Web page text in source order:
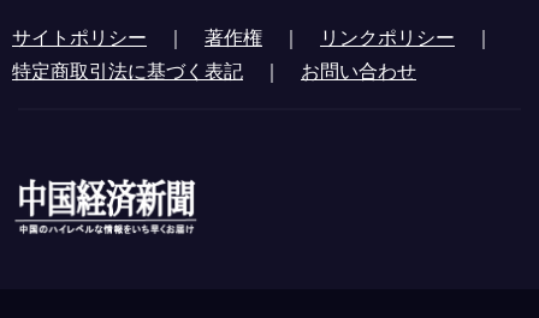
サイトポリシー ｜ 著作権 ｜ リンクポリシー ｜
特定商取引法に基づく表記 ｜ お問い合わせ